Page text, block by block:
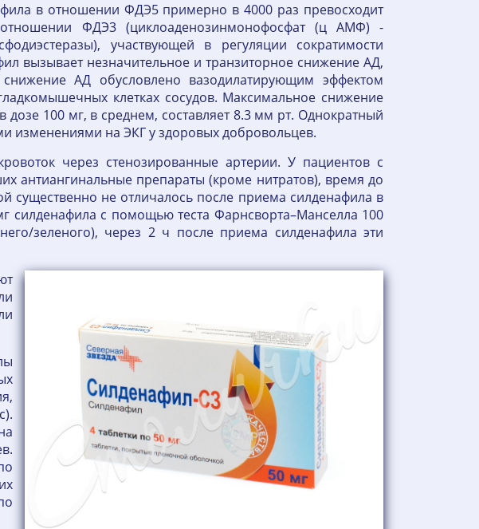
в отношении ФДЭ5 примерно в 4000 раз превосходит
ФДЭ3 (циклоаденозинмонофосфат (ц АМФ) -
участвующей в регуляции сократимости
вызывает незначительное и транзиторное снижение АД,
АД обусловлено вазодилатирующим эффектом
клетках сосудов. Максимальное снижение
100 мг, в среднем, составляет 8.3 мм рт. Однократный
изменениями на ЭКГ у здоровых добровольцев.
через стенозированные артерии. У пациентов с
антиангинальные препараты (кроме нитратов), время до
существенно не отличалось после приема силденафила в
с помощью теста Фарнсворта–Манселла 100
зеленого), через 2 ч после приема силденафила эти